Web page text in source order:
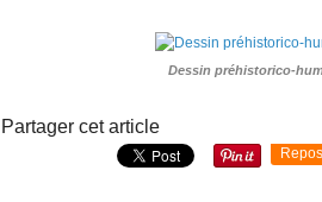
Dessin préhistorico-
Partager cet article